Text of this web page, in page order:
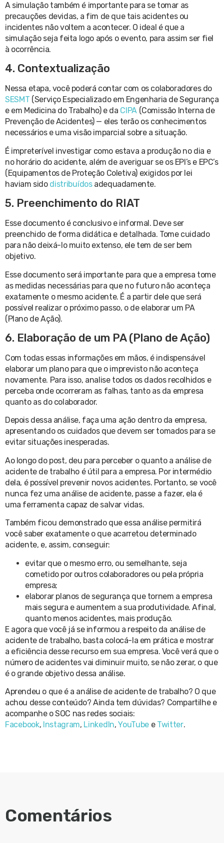
A simulação também é importante para se tomar as
precauções devidas, a fim de que tais acidentes ou
incidentes não voltem a acontecer. O ideal é que a
simulação seja feita logo após o evento, para assim ser fiel
à ocorrência.
4. Contextualização
Nessa etapa, você poderá contar com os colaboradores do
SESMT (Serviço Especializado em Engenharia de Segurança
e em Medicina do Trabalho) e da CIPA (Comissão Interna de
Prevenção de Acidentes) — eles terão os conhecimentos
necessários e uma visão imparcial sobre a situação.
É impreterível investigar como estava a produção no dia e
no horário do acidente, além de averiguar se os EPI’s e EPC’s
(Equipamentos de Proteção Coletiva) exigidos por lei
haviam sido distribuídosadequadamente.
5. Preenchimento do RIAT
Esse documento é conclusivo e informal. Deve ser
preenchido de forma didática e detalhada. Tome cuidado
para não deixá-lo muito extenso, ele tem de ser bem
objetivo.
Esse documento será importante para que a empresa tome
as medidas necessárias para que no futuro não aconteça
exatamente o mesmo acidente. É a partir dele que será
possível realizar o próximo passo, o de elaborar um PA
(Plano de Ação).
6. Elaboração de um PA (Plano de Ação)
Com todas essas informações em mãos, é indispensável
elaborar um plano para que o imprevisto não aconteça
novamente. Para isso, analise todos os dados recolhidos e
perceba onde ocorreram as falhas, tanto as da empresa
quanto as do colaborador.
Depois dessa análise, faça uma ação dentro da empresa,
apresentando os cuidados que devem ser tomados para se
evitar situações inesperadas.
Ao longo do post, deu para perceber o quanto a análise de
acidente de trabalho é útil para a empresa. Por intermédio
dela, é possível prevenir novos acidentes. Portanto, se você
nunca fez uma análise de acidente, passe a fazer, ela é
uma ferramenta capaz de salvar vidas.
Também ficou demonstrado que essa análise permitirá
você saber exatamente o que acarretou determinado
acidente, e, assim, conseguir:
evitar que o mesmo erro, ou semelhante, seja
cometido por outros colaboradores ou pela própria
empresa;
elaborar planos de segurança que tornem a empresa
mais segura e aumentem a sua produtividade. Afinal,
quanto menos acidentes, mais produção.
E agora que você já se informou a respeito da análise de
acidente de trabalho, basta colocá-la em prática e mostrar
a eficiência desse recurso em sua empresa. Você verá que o
número de acidentes vai diminuir muito, se não zerar, o que
é o grande objetivo dessa análise.
Aprendeu o que é a análise de acidente de trabalho? O que
achou desse conteúdo? Ainda tem dúvidas? Compartilhe e
acompanhe o SOC nas redes sociais:
Facebook, Instagram, LinkedIn,YouTube e Twitter.
Comentários